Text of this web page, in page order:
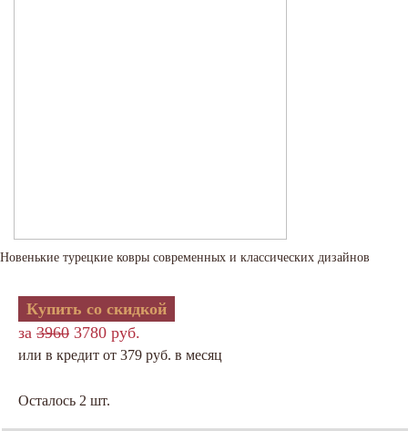
Новенькие турецкие ковры современных и классических дизайнов
Купить со скидкой
за 3960 3780 руб.
или в кредит от 379 руб. в месяц
Осталось 2 шт.